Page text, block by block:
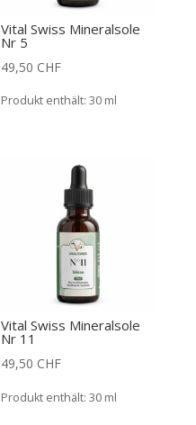
Vital Swiss Mineralsole
Nr 5
49,50 CHF
Produkt enthält: 30 ml
Vital Swiss Mineralsole
Nr 11
49,50 CHF
Produkt enthält: 30 ml